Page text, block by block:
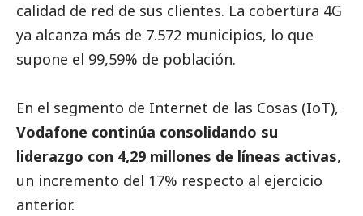
calidad de red de sus clientes. La cobertura 4G
ya alcanza más de 7.572 municipios, lo que
supone el 99,59% de población.
En el segmento de Internet de las Cosas (IoT),
Vodafone continúa consolidando su
liderazgo con 4,29 millones de líneas activas,
un incremento del 17% respecto al ejercicio
anterior.